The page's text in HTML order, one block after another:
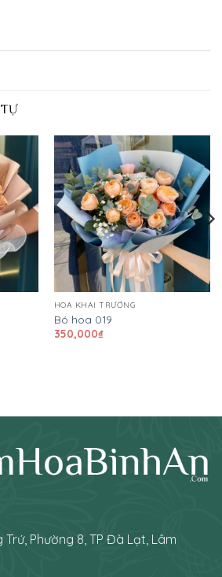
HOA KHAI TRƯƠNG
Bó hoa 019
350,000₫
Phường 8, TP Đà Lạt, Lâm